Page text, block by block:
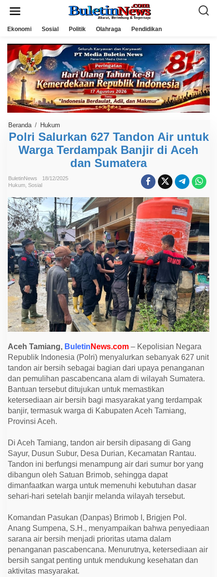
Ekonomi Sosial Politik Olahraga Pendidikan
Beranda / Hukum
l
r
i
l
k
a
n
6
2
7
T
a
n
d
o
n
A
i
r
u
n
t
u
W
a
r
g
a
T
e
r
d
a
B
a
j
i
d
i
e
h
d
a
n
S
u
m
Polri Salurkan 627 Tandon Air untuk
Warga Terdampak Banjir di Aceh
dan Sumatera
BuletinNews
18/12/2025
Hukum Sosial
Aceh Tamiang, Buletin News.com – Kepolisian Negara
Republik Indonesia (Polri) menyalurkan sebanyak 627 unit
tandon air bersih sebagai bagian dari upaya penanganan
dan pemulihan pascabencana alam di wilayah Sumatera.
Bantuan tersebut ditujukan untuk memastikan
ketersediaan air bersih bagi masyarakat yang terdampak
banjir, termasuk warga di Kabupaten Aceh Tamiang,
Provinsi Aceh.
Di Aceh Tamiang, tandon air bersih dipasang di Gang
Sayur, Dusun Subur, Desa Durian, Kecamatan Rantau.
Tandon ini berfungsi menampung air dari sumur bor yang
dibangun oleh Satuan Brimob, sehingga dapat
dimanfaatkan warga untuk memenuhi kebutuhan dasar
sehari-hari setelah banjir melanda wilayah tersebut.
Komandan Pasukan (Danpas) Brimob I, Brigjen Pol.
Anang Sumpena, S.H., menyampaikan bahwa penyediaan
sarana air bersih menjadi prioritas utama dalam
penanganan pascabencana. Menurutnya, ketersediaan air
bersih sangat penting untuk mendukung kesehatan dan
aktivitas masyarakat.